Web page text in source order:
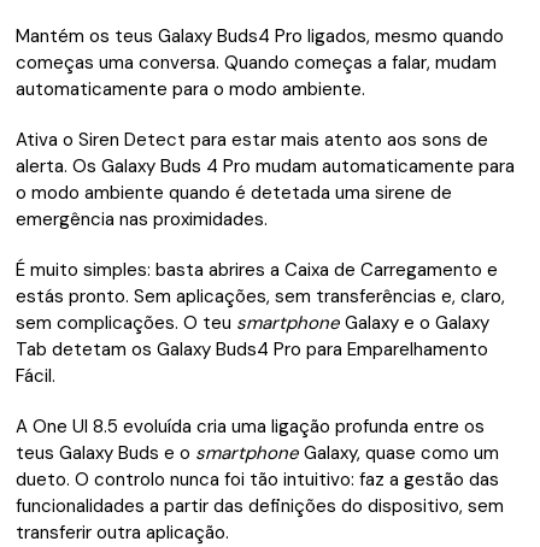
Mantém os teus Galaxy Buds4 Pro ligados, mesmo quando
começas uma conversa. Quando começas a falar, mudam
automaticamente para o modo ambiente.
Ativa o Siren Detect para estar mais atento aos sons de
alerta. Os Galaxy Buds 4 Pro mudam automaticamente para
o modo ambiente quando é detetada uma sirene de
emergência nas proximidades.
É muito simples: basta abrires a Caixa de Carregamento e
estás pronto. Sem aplicações, sem transferências e, claro,
sem complicações. O teu smartphone Galaxy e o Galaxy
Tab detetam os Galaxy Buds4 Pro para Emparelhamento
Fácil.
A One UI 8.5 evoluída cria uma ligação profunda entre os
teus Galaxy Buds e o smartphone Galaxy, quase como um
dueto. O controlo nunca foi tão intuitivo: faz a gestão das
funcionalidades a partir das definições do dispositivo, sem
transferir outra aplicação.